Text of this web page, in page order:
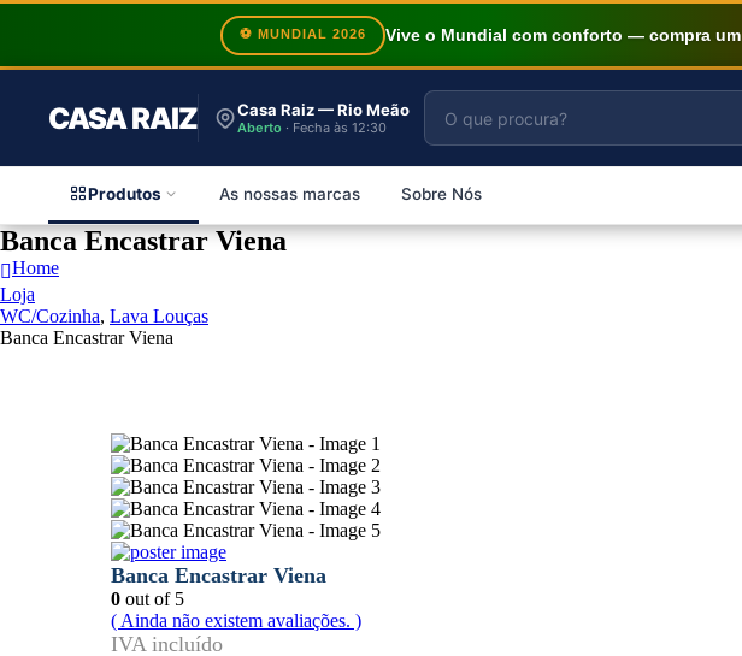
⚽ MUNDIAL 2026 Vive o Mundial com conforto — compra um
CASA RAIZ Casa Raiz — Rio Meão
Aberto · Fecha às 12:30
Produtos As nossas marcas Sobre Nós
Banca Encastrar Viena
Home
Loja
WC/Cozinha, Lava Louças
Banca Encastrar Viena
Banca Encastrar Viena
0 out of 5
( Ainda não existem avaliações. )